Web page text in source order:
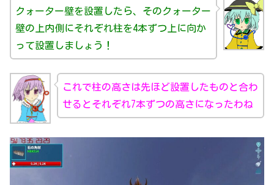
クォーター壁を設置したら、そのクォーター
壁の上内側にそれぞれ柱を4本ずつ上に向か
って設置しましょう！
これで柱の高さは先ほど設置したものと合わ
せるとそれぞれ7本ずつの高さになったわね